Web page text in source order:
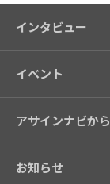
インタビュー
イベント
アサインナビか
お知らせ